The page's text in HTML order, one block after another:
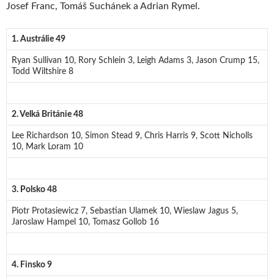
Josef Franc, Tomáš Suchánek a Adrian Rymel.
1. Austrálie 49
Ryan Sullivan 10, Rory Schlein 3, Leigh Adams 3, Jason Crump 15,
Todd Wiltshire 8
2. Velká Británie 48
Lee Richardson 10, Simon Stead 9, Chris Harris 9, Scott Nicholls
10, Mark Loram 10
3. Polsko 48
Piotr Protasiewicz 7, Sebastian Ulamek 10, Wieslaw Jagus 5,
Jaroslaw Hampel 10, Tomasz Gollob 16
4. Finsko 9